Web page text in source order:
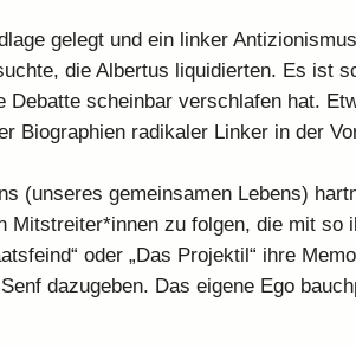
gelegt und ein linker
die Albertus liquidierten. Es ist
Debatte scheinbar verschlafen hat.
Biographien radikaler Linker in der
(unseres gemeinsamen Lebens)
Mitstreiter*innen zu folgen, die mit so
oder „Das Projektil“ ihre
dazugeben. Das eigene Ego